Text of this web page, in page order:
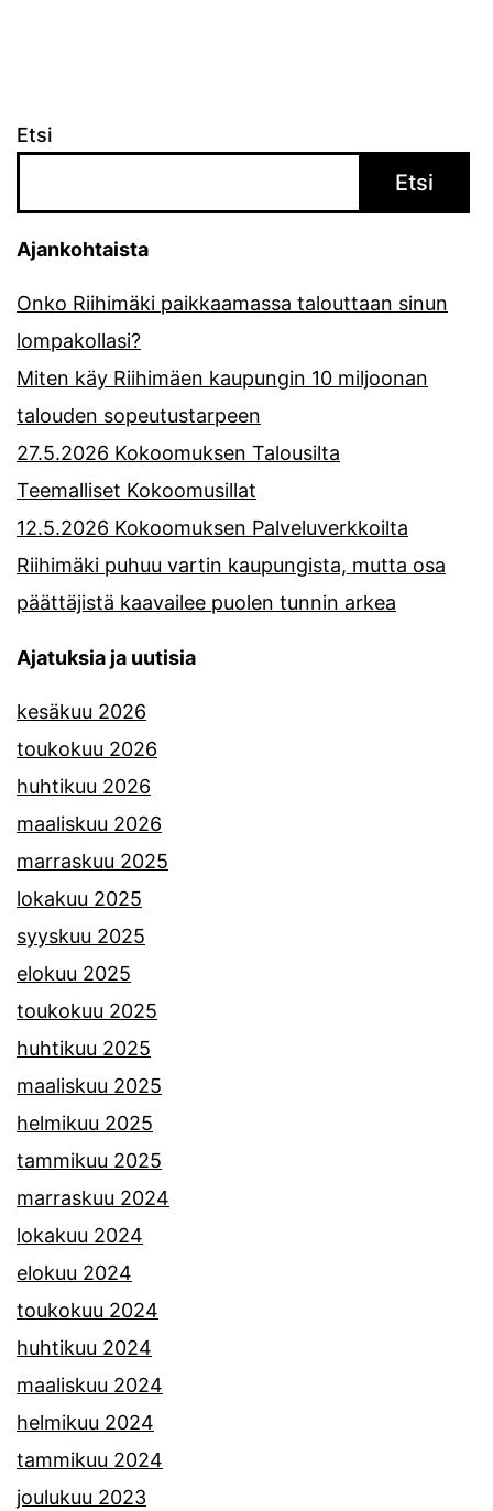
Etsi
Etsi
Ajankohtaista
Onko Riihimäki paikkaamassa talouttaan sinun
lompakollasi?
Miten käy Riihimäen kaupungin 10 miljoonan
talouden sopeutustarpeen
27.5.2026 Kokoomuksen Talousilta
Teemalliset Kokoomusillat
12.5.2026 Kokoomuksen Palveluverkkoilta
Riihimäki puhuu vartin kaupungista, mutta osa
päättäjistä kaavailee puolen tunnin arkea
Ajatuksia ja uutisia
kesäkuu 2026
toukokuu 2026
huhtikuu 2026
maaliskuu 2026
marraskuu 2025
lokakuu 2025
syyskuu 2025
elokuu 2025
toukokuu 2025
huhtikuu 2025
maaliskuu 2025
helmikuu 2025
tammikuu 2025
marraskuu 2024
lokakuu 2024
elokuu 2024
toukokuu 2024
huhtikuu 2024
maaliskuu 2024
helmikuu 2024
tammikuu 2024
joulukuu 2023